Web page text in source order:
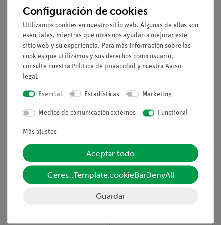
Nº de artículo3BS-1017230 Nº de artículo3BS-1000256
natural, 7 parte
Configuración de cookies
Utilizamos cookies en nuestro sitio web. Algunas de ellas son
esenciales, mientras que otras nos ayudan a mejorar este
sitio web y su experiencia. Para más información sobre las
cookies que utilizamos y sus derechos como usuario,
consulte nuestra Política de privacidad y nuestra Aviso
legal.
Esencial Estadísticas Marketing
Medios de comunicación externos Functional
Más ajustes
Aceptar todo
Ceres::Template.cookieBarDenyAll
Guardar